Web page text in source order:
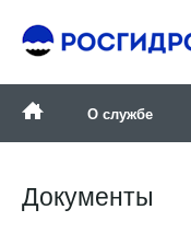
О службе
Документы